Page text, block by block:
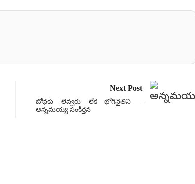
Next Post
బోధకు లెవ్వరు లేక భోగినైతిని –
అన్నమయ్య సంకీర్తన